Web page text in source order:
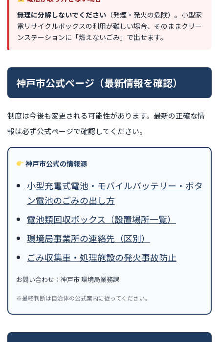
無理に分解しないでください （発煙・発火の危険）。小型家
電リサイクルボックスの利用が難しい場合、そのままクリー
ンステーションに「燃えないごみ」で出せます。
神戸市公式ページ（最新情報を確認）
制度は今後も変更される可能性があります。最新の正確な情
報は必ず公式ページで確認してください。
神戸市公式の情報源
小型充電式電池・モバイルバッテリー・ボタ
ン電池のごみの出し方
電池類回収ボックス（設置場所一覧）
環境局事業所の連絡先（区別）
ごみ収集車・処理施設の発火事故防止
お問い合わせ：神戸市 環境局業務課
※最終判断は自治体の公式案内に従ってください。